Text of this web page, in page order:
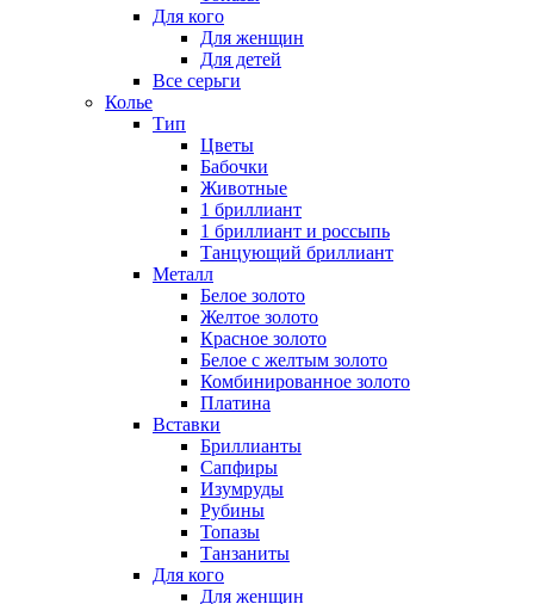
Для кого
Для женщин
Для детей
Все серьги
Колье
Тип
Цветы
Бабочки
Животные
1 бриллиант
1 бриллиант и россыпь
Танцующий бриллиант
Металл
Белое золото
Желтое золото
Красное золото
Белое с желтым золото
Комбинированное золото
Платина
Вставки
Бриллианты
Сапфиры
Изумруды
Рубины
Топазы
Танзаниты
Для кого
Для женщин